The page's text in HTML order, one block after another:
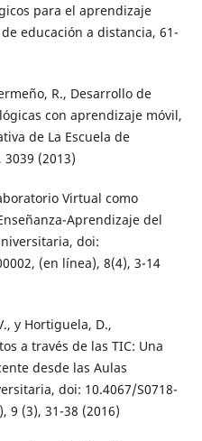
para el aprendizaje
educación a distancia, 61-
R., Desarrollo de
con aprendizaje móvil,
de La Escuela de
(2013)
Virtual como
Aprendizaje del
doi:
(en línea), 8(4), 3-14
y Hortiguela, D.,
a través de las TIC: Una
desde las Aulas
doi: 10.4067/S0718-
9 (3), 31-38 (2016)